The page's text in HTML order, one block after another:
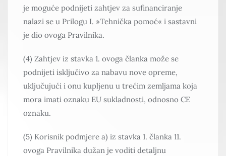
je moguće podnijeti zahtjev za sufinanciranje
nalazi se u Prilogu I. »Tehnička pomoć« i sastavni
je dio ovoga Pravilnika.
(4) Zahtjev iz stavka 1. ovoga članka može se
podnijeti isključivo za nabavu nove opreme,
uključujući i onu kupljenu u trećim zemljama koja
mora imati oznaku EU sukladnosti, odnosno CE
oznaku.
(5) Korisnik podmjere a) iz stavka 1. članka 11.
ovoga Pravilnika dužan je voditi detaljnu